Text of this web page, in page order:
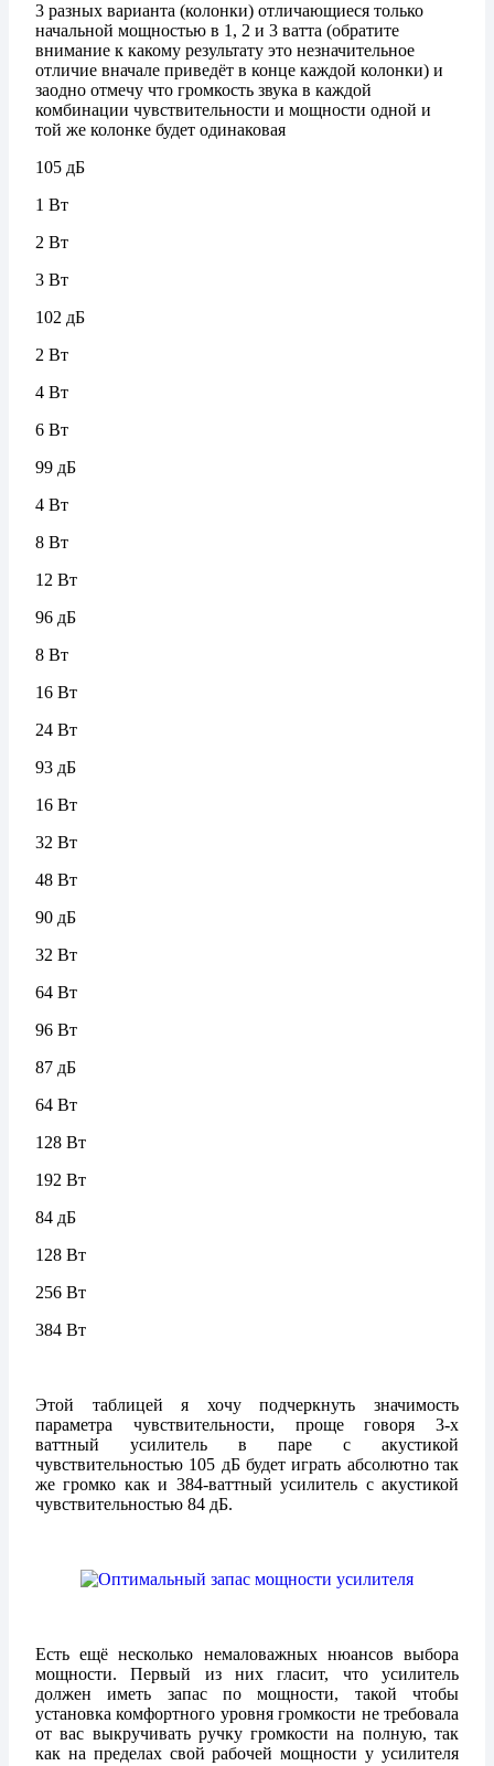
3 разных варианта (колонки) отличающиеся только
начальной мощностью в 1, 2 и 3 ватта (обратите
внимание к какому результату это незначительное
отличие вначале приведёт в конце каждой колонки) и
заодно отмечу что громкость звука в каждой
комбинации чувствительности и мощности одной и
той же колонке будет одинаковая
105 дБ
1 Вт
2 Вт
3 Вт
102 дБ
2 Вт
4 Вт
6 Вт
99 дБ
4 Вт
8 Вт
12 Вт
96 дБ
8 Вт
16 Вт
24 Вт
93 дБ
16 Вт
32 Вт
48 Вт
90 дБ
32 Вт
64 Вт
96 Вт
87 дБ
64 Вт
128 Вт
192 Вт
84 дБ
128 Вт
256 Вт
384 Вт
Этой таблицей я хочу подчеркнуть значимость
параметра чувствительности, проще говоря 3-х
ваттный усилитель в паре с акустикой
чувствительностью 105 дБ будет играть абсолютно так
же громко как и 384-ваттный усилитель с акустикой
чувствительностью 84 дБ.
Есть ещё несколько немаловажных нюансов выбора
мощности. Первый из них гласит, что усилитель
должен иметь запас по мощности, такой чтобы
установка комфортного уровня громкости не требовала
от вас выкручивать ручку громкости на полную, так
как на пределах свой рабочей мощности у усилителя